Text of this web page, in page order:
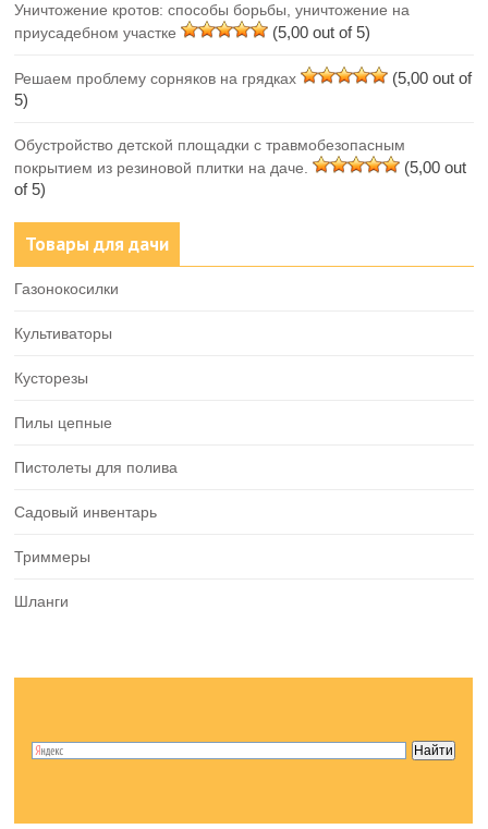
Уничтожение кротов: способы борьбы, уничтожение на
приусадебном участке
(5,00 out of 5)
Решаем проблему сорняков на грядках
(5,00 out of
5)
Обустройство детской площадки с травмобезопасным
покрытием из резиновой плитки на даче.
(5,00 out
of 5)
Товары для дачи
Газонокосилки
Культиваторы
Кусторезы
Пилы цепные
Пистолеты для полива
Садовый инвентарь
Триммеры
Шланги